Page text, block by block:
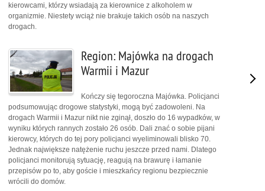
kierowcami, którzy wsiadają za kierownice z alkoholem w
organizmie. Niestety wciąż nie brakuje takich osób na naszych
drogach.
Region: Majówka na drogach
Warmii i Mazur
Kończy się tegoroczna Majówka. Policjanci
podsumowując drogowe statystyki, mogą być zadowoleni. Na
drogach Warmii i Mazur nikt nie zginął, doszło do 16 wypadków, w
wyniku których rannych zostało 26 osób. Dali znać o sobie pijani
kierowcy, których do tej pory policjanci wyeliminowali blisko 70.
Jednak największe natężenie ruchu jeszcze przed nami. Dlatego
policjanci monitorują sytuację, reagują na brawurę i łamanie
przepisów po to, aby goście i mieszkańcy regionu bezpiecznie
wrócili do domów.